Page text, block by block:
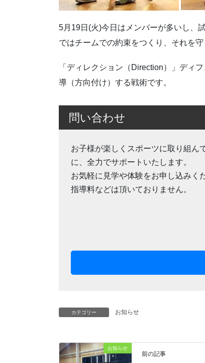
5月19日(火)今日はメンバーが多いし、
ではチームでの約束をつくり、それを
「ディレクション（Direction）」ディ
導（方向付け）する戦術です。
問い合わせ
お子様が楽しくスポーツに取り組ん
に、全力でサポートいたします。
お気軽に見学や体験をお申し込みく
指導料などは頂いておりません。
カテゴリー お知らせ
お知らせ
前の記事